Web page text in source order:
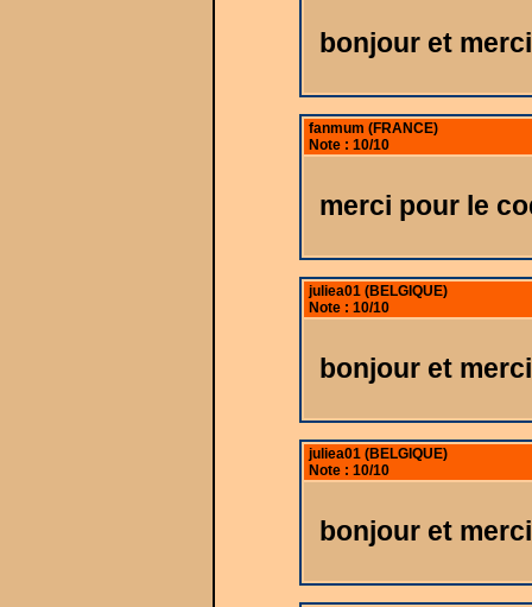
bonjour et
fanmum (FRANCE)
Note : 10/10
merci pour le
juliea01 (BELGIQUE)
Note : 10/10
bonjour et
juliea01 (BELGIQUE)
Note : 10/10
bonjour et